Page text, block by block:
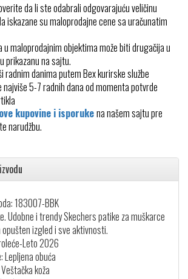
da li ste odabrali odgovarajuću veličinu
iskazane su maloprodajne cene sa uračunatim
u maloprodajnim objektima može biti drugačija u
prikazanu na sajtu.
radnim danima putem Bex kurirske službe
najviše 5-7 radnih dana od momenta potvrde
kupovine i isporukena našem sajtu pre
narudžbu.
183007-BBK
Udobne i trendy Skechers patike za muškarce
opušten izgled i sve aktivnosti.
Leto 2026
Lepljena obuća
koža